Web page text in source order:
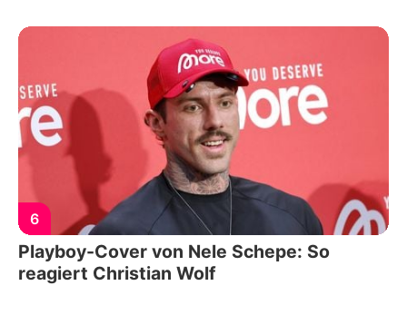
6
Playboy-Cover von Nele Schepe: So
reagiert Christian Wolf